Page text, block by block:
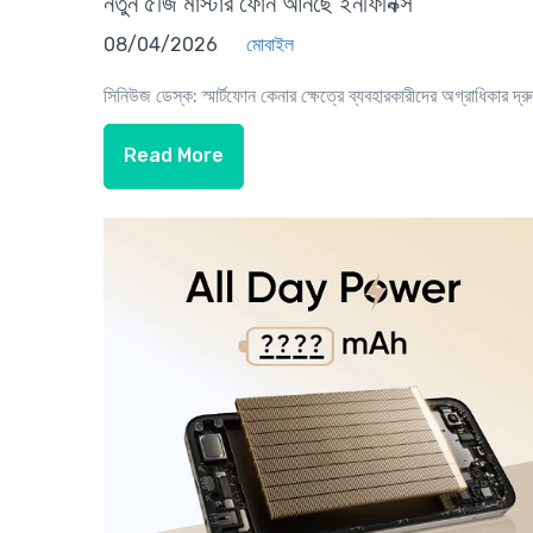
08/04/2026 মোবাইল
সিনিউজ ডেস্ক: স্মার্টফোন কেনার ক্ষেত্রে ব্যবহারকারীদের অগ্রাধিকার
Read More